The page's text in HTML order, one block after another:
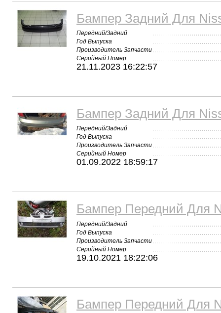
Бампер Задний Для
Передний/Задний
Год Выпуска
Производитель Запчасти
Серийный Номер
21.11.2023 16:22:57
Бампер Задний Для
Передний/Задний
Год Выпуска
Производитель Запчасти
Серийный Номер
01.09.2022 18:59:17
Бампер Передний Для
Передний/Задний
Год Выпуска
Производитель Запчасти
Серийный Номер
19.10.2021 18:22:06
Бампер Передний Для